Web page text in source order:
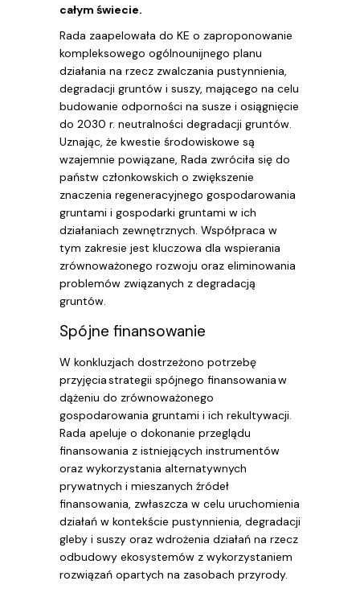
całym świecie.
Rada zaapelowała do KE o zaproponowanie
kompleksowego ogólnounijnego planu
działania na rzecz zwalczania pustynnienia,
degradacji gruntów i suszy, mającego na celu
budowanie odporności na susze i osiągnięcie
do 2030 r. neutralności degradacji gruntów.
Uznając, że kwestie środowiskowe są
wzajemnie powiązane, Rada zwróciła się do
państw członkowskich o zwiększenie
znaczenia regeneracyjnego gospodarowania
gruntami i gospodarki gruntami w ich
działaniach zewnętrznych. Współpraca w
tym zakresie jest kluczowa dla wspierania
zrównoważonego rozwoju oraz eliminowania
problemów związanych z degradacją
gruntów.
Spójne finansowanie
W konkluzjach dostrzeżono potrzebę
przyjęcia strategii spójnego finansowania w
dążeniu do zrównoważonego
gospodarowania gruntami i ich rekultywacji.
Rada apeluje o dokonanie przeglądu
finansowania z istniejących instrumentów
oraz wykorzystania alternatywnych
prywatnych i mieszanych źródeł
finansowania, zwłaszcza w celu uruchomienia
działań w kontekście pustynnienia, degradacji
gleby i suszy oraz wdrożenia działań na rzecz
odbudowy ekosystemów z wykorzystaniem
rozwiązań opartych na zasobach przyrody.